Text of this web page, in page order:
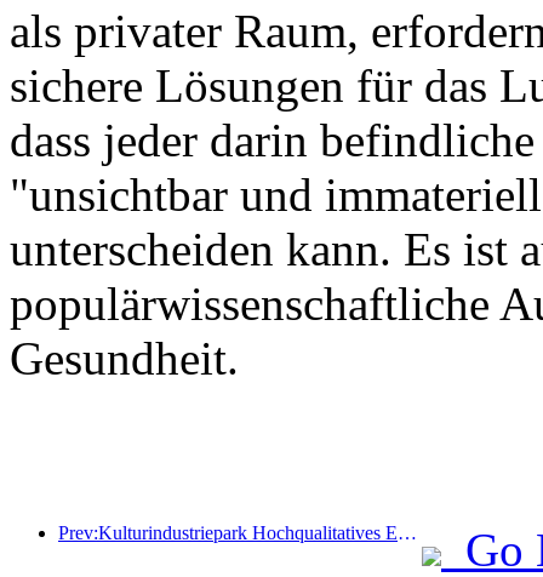
als privater Raum,
sichere Lösungen für das
dass jeder darin
"unsichtbar und
unterscheiden kann. Es ist
populärwissenschaftliche
Gesundheit.
Prev:Kulturindustriepark Hochqualitatives Entwicklungsforum abgehalten
Go